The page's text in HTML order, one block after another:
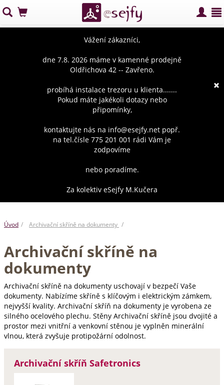
×
Vážení zákazníci,
dne 7.8. 2026 máme v kamenné prodejně
Oldřichova 42 -- Zavřeno.
probíhá instalace trezoru u klienta.......
Pokud máte jakékoli dotazy nebo
připomínky,
kontaktujte nás na info@esejfy.net popř.
na tel.čísle 775 201 001 rádi Vám je
zodpovíme
nebo poradíme.
Za kolektiv eSejfy M.Kučera
Úvod Archivační skříně na dokumenty
Archivační skříně na
dokumenty
Archivační skříně na dokumenty uschovají v bezpečí Vaše
dokumenty. Nabízíme skříně s klíčovým i elektrickým zámkem,
nejvyšší kvality. Archivační skříň na dokumenty je vyrobena ze
silného ocelového plechu. Stěny Archivační skříně jsou dvojité a
prostor mezi vnitřní a venkovní stěnou je vyplněn minerální
vlnou, která zvyšuje protipožární odolnost.
Archivační skříň Safetronics